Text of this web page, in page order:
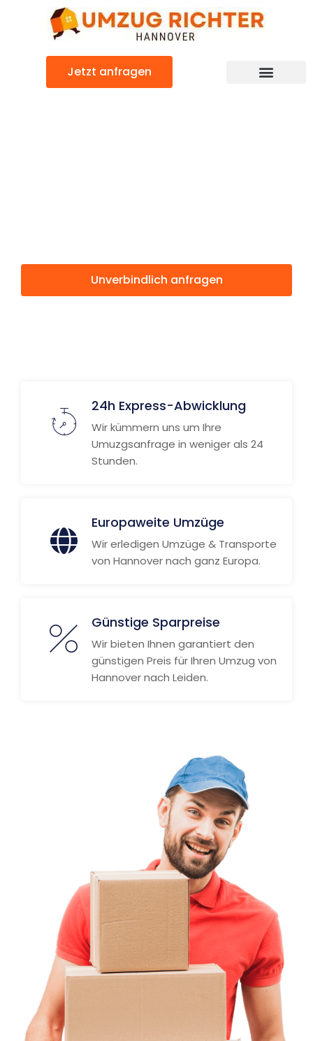
Jetzt anfragen
Unverbindlich anfragen
24h Express-Abwicklung
Wir kümmern uns um Ihre
Umuzgsanfrage in weniger als 24
Stunden.
Europaweite Umzüge
Wir erledigen Umzüge & Transporte
von Hannover nach ganz Europa.
Günstige Sparpreise
Wir bieten Ihnen garantiert den
günstigen Preis für Ihren Umzug von
Hannover nach Leiden.